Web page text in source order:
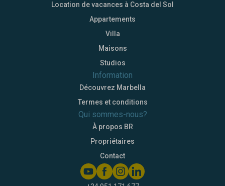
Location de vacances à Costa del Sol
Appartements
Villa
Maisons
Studios
Information
Découvrez Marbella
Termes et conditions
Qui sommes-nous?
À propos BR
Propriétaires
Contact